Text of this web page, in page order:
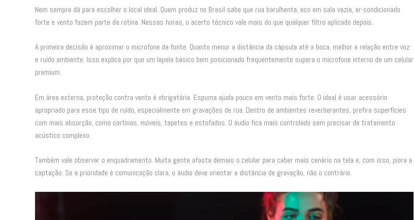
Nem sempre dá para escolher o local ideal. Quem produz no Brasil sabe que rua barulhenta, eco em sala vazia, ar-condicionado
forte e vento fazem parte da rotina. Nessas horas, o acerto técnico vale mais do que qualquer filtro aplicado depois.
A primeira decisão é aproximar o microfone da fonte. Quanto menor a distância da cápsula até a boca, melhor a relação entre voz
e ruído ambiente. Isso explica por que um lapela básico bem posicionado frequentemente supera o microfone interno de um celular
premium.
Em área externa, proteção contra vento é obrigatória. Espuma ajuda pouco em vento mais forte. O ideal é usar acessório
apropriado para esse tipo de ruído, especialmente em gravações de rua. Dentro de ambientes reverberantes, prefira superfícies
com mais absorção, como cortinas, móveis, tapetes e estofados. O áudio fica mais controlado sem precisar de tratamento
acústico complexo.
Também vale observar o enquadramento. Muita gente afasta demais o celular para caber mais cenário na tela e, com isso, piora a
captação. Se a prioridade é comunicação clara, o áudio deve orientar a distância de gravação, não o contrário.